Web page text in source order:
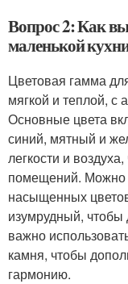
Вопрос 2: Как
маленькой
Цветовая гамма
мягкой и теплой, с
Основные цвета
синий, мятный и
легкости и
помещений. Можно
насыщенных
изумрудный, чтобы
важно
камня, чтобы
гармонию.